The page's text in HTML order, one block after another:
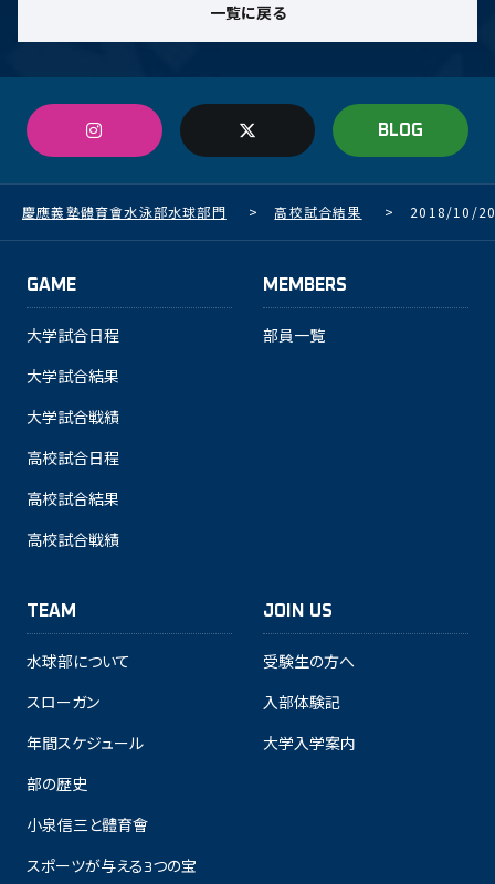
一覧に戻る
BLOG
慶應義塾體育會水泳部水球部門 > 高校試合結果 > 2018/10/
GAME
大学試合日程
大学試合結果
大学試合戦績
高校試合日程
高校試合結果
高校試合戦績
MEMBERS
部員一覧
TEAM
水球部について
スローガン
年間スケジュール
部の歴史
小泉信三と體育會
スポーツが与える3つの宝
JOIN US
受験生の方へ
入部体験記
大学入学案内